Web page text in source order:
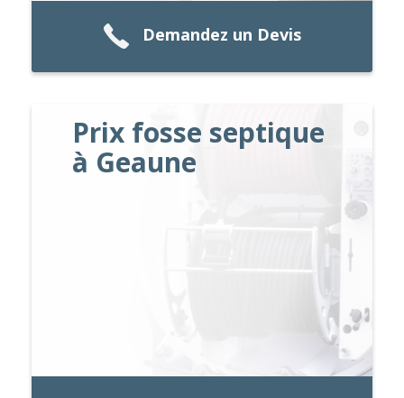
Demandez un Devis
Prix fosse septique
à Geaune